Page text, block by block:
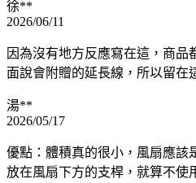
徐**
2026/06/11
因為沒有地方反應寫在這，商品
面說會附贈的延長線，所以留在
湯**
2026/05/17
優點：體積真的很小，風扇應該
放在風扇下方的支桿，就算不使